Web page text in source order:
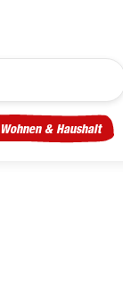
Wohnen & Haushalt